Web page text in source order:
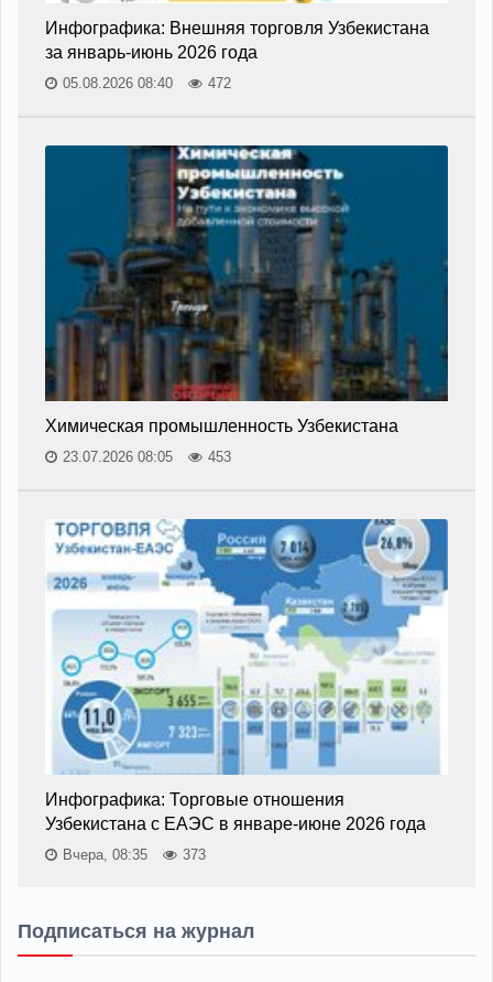
Инфографика: Внешняя торговля Узбекистана
за январь-июнь 2026 года
05.08.2026 08:40 472
Химическая промышленность Узбекистана
23.07.2026 08:05 453
Инфографика: Торговые отношения
Узбекистана с ЕАЭС в январе-июне 2026 года
Вчера, 08:35 373
Подписаться на журнал